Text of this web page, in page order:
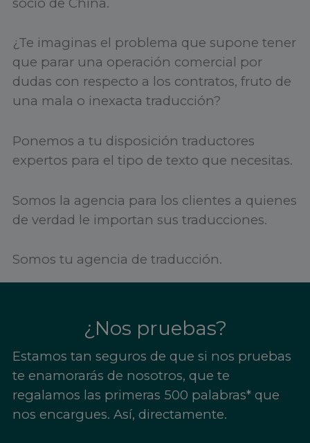
¿Te imaginas el problema que supone tener
que parar una operación comercial por
dudas con respecto a los contratos, fruto de
una mala o inexacta traducción?
Ponemos a tu disposición traductores
expertos para el tipo de texto que necesitas.
Somos la agencia para los clientes a quienes
de verdad le importan sus traducciones.
Somos tu agencia de traducción.
¿Nos pruebas?
Estamos tan seguros de que si nos pruebas
te enamorarás de nosotros, que te
regalamos las primeras 500 palabras* que
nos encargues. Así, directamente.